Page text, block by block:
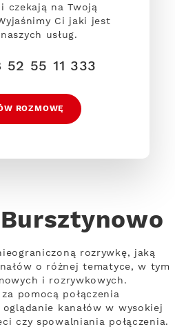
czekają na Twoją
Ci jaki jest
usług.
52 55 11 333
ROZMOWĘ
rozrywkę, jaką
o różnej tematyce, w tym
i rozrywkowych.
pomocą połączenia
kanałów w wysokiej
czy spowalniania połączenia.